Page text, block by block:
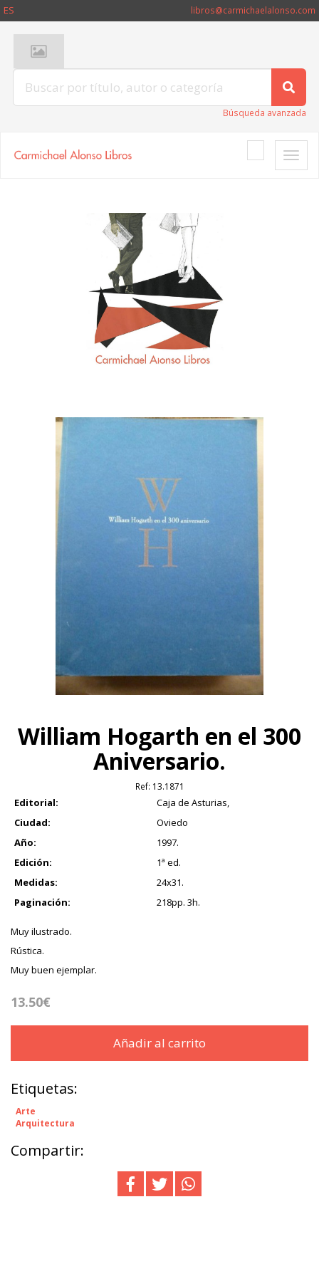
ES libros@carmichaelalonso.com
Búsqueda avanzada
Toggle
William Hogarth en el 300
Aniversario.
Ref: 13.1871
Editorial:
Caja de Asturias,
Ciudad:
Oviedo
Año:
1997.
Edición:
1ª ed.
Medidas:
24x31.
Paginación:
218pp. 3h.
Muy ilustrado.
Rústica.
Muy buen ejemplar.
13.50€
Añadir al carrito
Etiquetas:
Arte
Arquitectura
Compartir: